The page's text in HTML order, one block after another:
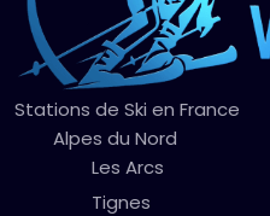
Stations de Ski en France
Alpes du Nord
Les Arcs
Tignes